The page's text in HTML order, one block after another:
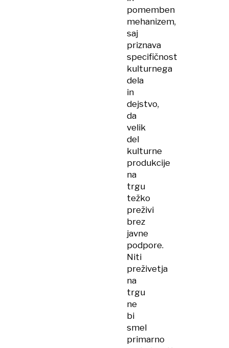
pomemben
mehanizem,
saj
priznava
specifičnost
kulturnega
dela
in
dejstvo,
da
velik
del
kulturne
produkcije
na
trgu
težko
preživi
brez
javne
podpore.
Niti
preživetja
na
trgu
ne
bi
smel
primarno